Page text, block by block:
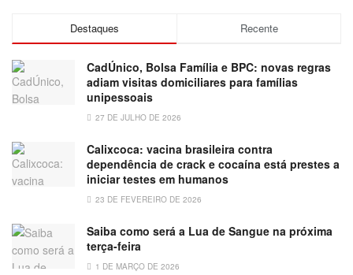
Destaques Recente
CadÚnico, Bolsa Família e BPC: novas regras
adiam visitas domiciliares para famílias
unipessoais
27 DE JULHO DE 2026
Calixcoca: vacina brasileira contra
dependência de crack e cocaína está prestes a
iniciar testes em humanos
23 DE FEVEREIRO DE 2026
Saiba como será a Lua de Sangue na próxima
terça-feira
1 DE MARÇO DE 2026